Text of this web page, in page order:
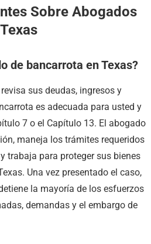
Sobre Abogados
de bancarrota en Texas?
sus deudas, ingresos y
es adecuada para usted y
7 o el Capítulo 13. El abogado
maneja los trámites requeridos
trabaja para proteger sus bienes
Una vez presentado el caso,
la mayoría de los esfuerzos
demandas y el embargo de